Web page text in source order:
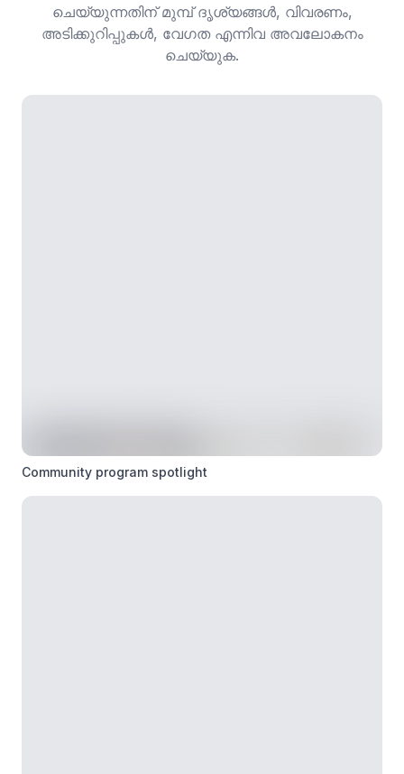
ചെയ്യുന്നതിന് മുമ്പ് ദൃശ്യങ്ങൾ, വിവരണം,
അടിക്കുറിപ്പുകൾ, വേഗത എന്നിവ അവലോകനം
ചെയ്യുക.
Community program spotlight